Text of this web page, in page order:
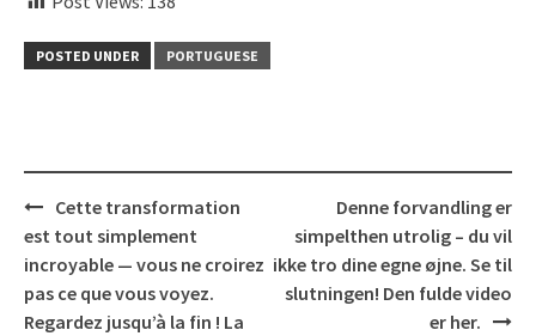
POSTED UNDER PORTUGUESE
Post
navigation
Cette transformation
est tout simplement
incroyable — vous ne croirez
pas ce que vous voyez.
Regardez jusqu’à la fin ! La
Denne forvandling er
simpelthen utrolig – du vil
ikke tro dine egne øjne. Se til
slutningen! Den fulde video
er her.